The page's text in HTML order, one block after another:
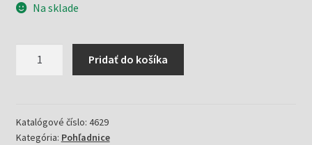
Na sklade
Pridať do košíka
Katalógové číslo: 4629
Kategória: Pohľadnice